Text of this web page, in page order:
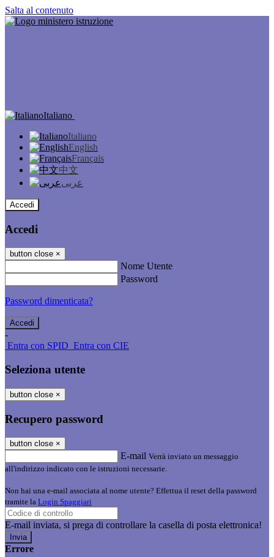
Salta al contenuto
Italiano
Italiano
English
Français
中文
عربى
Accedi
Accedi
button close ×
Nome Utente
Password
Password dimenticata?
-
Entra con SPID Entra con CIE
Seleziona utente
button close ×
Recupero password
button close ×
E-mail Verrà inviato un messaggio
all'indirizzo indicato con le istruzioni necessarie.
Non hai una e-mail associata al nome utente? Effettua il reset della password
tramite la Login Spaggiari
E-mail inviata, si prega di controllare la casella di posta elettronica!
Errore